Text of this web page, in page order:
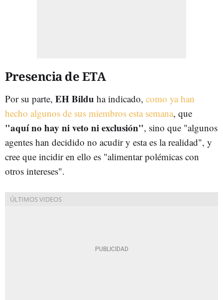
Presencia de ETA
Por su parte, EH Bildu ha indicado, como ya han
hecho algunos de sus miembros esta semana, que
"aquí no hay ni veto ni exclusión", sino que "algunos
agentes han decidido no acudir y esta es la realidad", y
cree que incidir en ello es "alimentar polémicas con
otros intereses".